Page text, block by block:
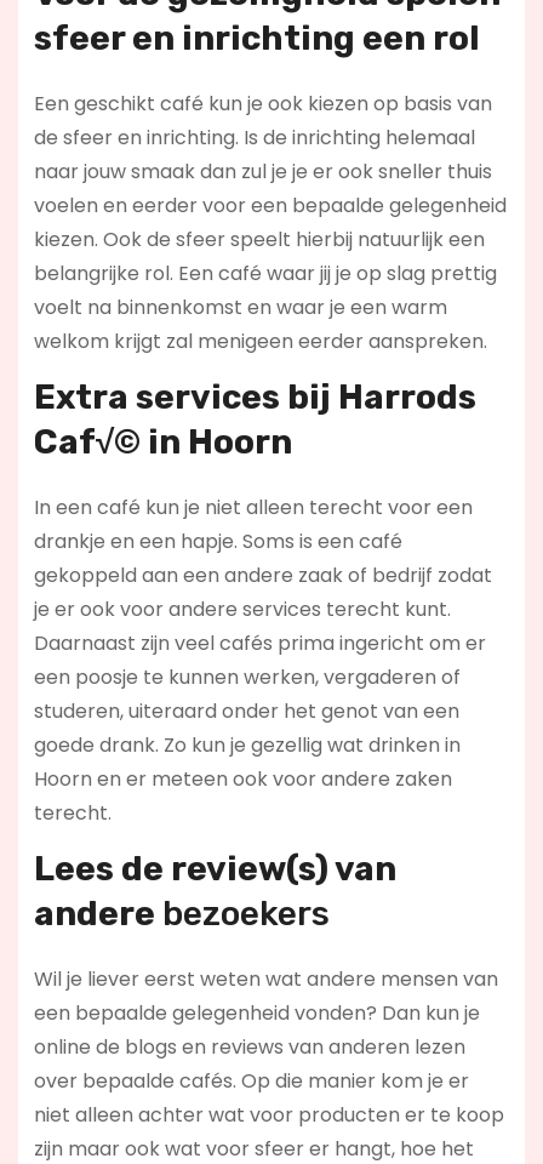
sfeer en inrichting een rol
Een geschikt café kun je ook kiezen op basis van
de sfeer en inrichting. Is de inrichting helemaal
naar jouw smaak dan zul je je er ook sneller thuis
voelen en eerder voor een bepaalde gelegenheid
kiezen. Ook de sfeer speelt hierbij natuurlijk een
belangrijke rol. Een café waar jij je op slag prettig
voelt na binnenkomst en waar je een warm
welkom krijgt zal menigeen eerder aanspreken.
Extra services bij Harrods
Caf√© in Hoorn
In een café kun je niet alleen terecht voor een
drankje en een hapje. Soms is een café
gekoppeld aan een andere zaak of bedrijf zodat
je er ook voor andere services terecht kunt.
Daarnaast zijn veel cafés prima ingericht om er
een poosje te kunnen werken, vergaderen of
studeren, uiteraard onder het genot van een
goede drank. Zo kun je gezellig wat drinken in
Hoorn en er meteen ook voor andere zaken
terecht.
Lees de review(s) van
andere bezoekers
Wil je liever eerst weten wat andere mensen van
een bepaalde gelegenheid vonden? Dan kun je
online de blogs en reviews van anderen lezen
over bepaalde cafés. Op die manier kom je er
niet alleen achter wat voor producten er te koop
zijn maar ook wat voor sfeer er hangt, hoe het